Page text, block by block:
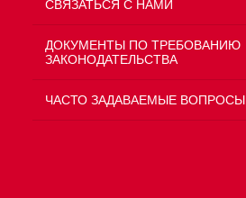
СВЯЗАТЬСЯ С НАМИ
ДОКУМЕНТЫ ПО ТРЕБОВАНИЮ
ЗАКОНОДАТЕЛЬСТВА
ЧАСТО ЗАДАВАЕМЫЕ ВОПРОСЫ